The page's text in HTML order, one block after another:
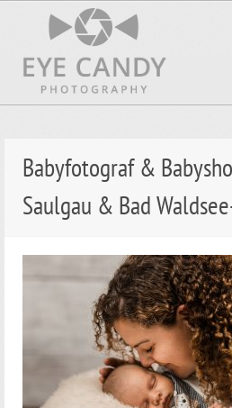
Babyfotograf &
Saulgau & Bad